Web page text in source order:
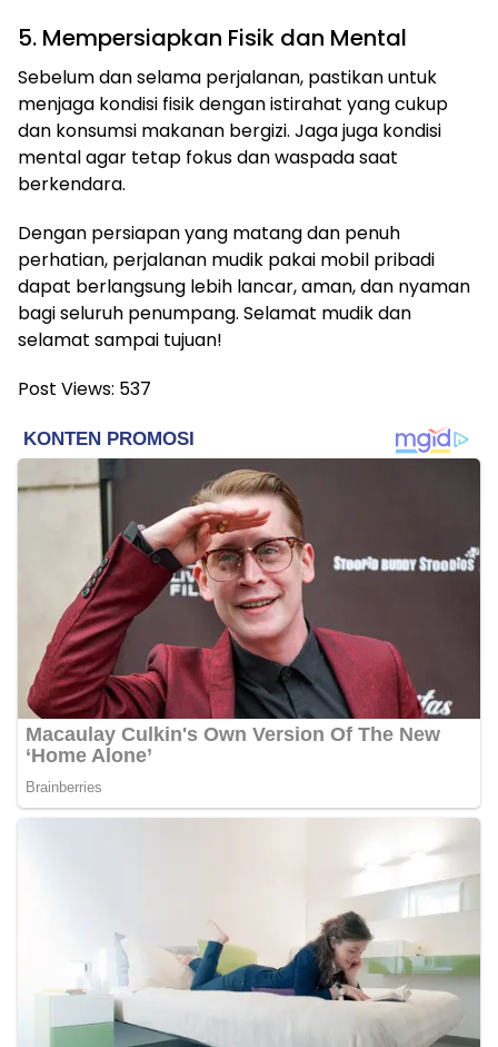
5. Mempersiapkan Fisik dan Mental
Sebelum dan selama perjalanan, pastikan untuk
menjaga kondisi fisik dengan istirahat yang cukup
dan konsumsi makanan bergizi. Jaga juga kondisi
mental agar tetap fokus dan waspada saat
berkendara.
Dengan persiapan yang matang dan penuh
perhatian, perjalanan mudik pakai mobil pribadi
dapat berlangsung lebih lancar, aman, dan nyaman
bagi seluruh penumpang. Selamat mudik dan
selamat sampai tujuan!
Post Views: 537